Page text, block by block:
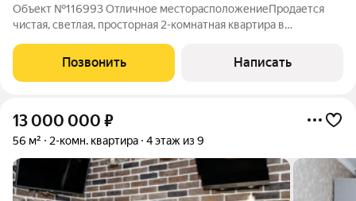
Объект №116993 Отличное месторасположениеПродается
чистая, светлая, просторная 2-комнатная квартира в
районе города Казани. Рядом с домом расположены детская
площадка, парк, крупные
Позвонить Написать
13 000 000 ₽
56 м² 2-комн. квартира 4 этаж из 9